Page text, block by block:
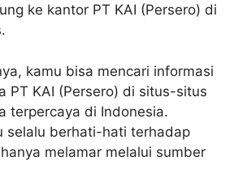
ke kantor PT KAI (Persero) di
kamu bisa mencari informasi
PT KAI (Persero) di situs-situs
terpercaya di Indonesia.
selalu berhati-hati terhadap
melamar melalui sumber